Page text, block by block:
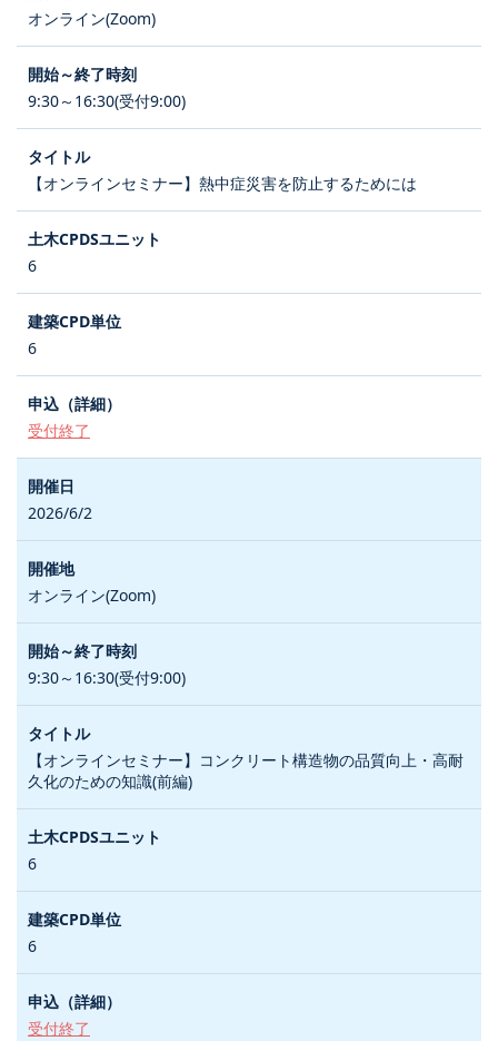
オンライン(Zoom)
9:30～16:30(受付9:00)
【オンラインセミナー】熱中症災害を防止するためには
6
6
受付終了
2026/6/2
オンライン(Zoom)
9:30～16:30(受付9:00)
【オンラインセミナー】コンクリート構造物の品質向上・高耐
久化のための知識(前編)
6
6
受付終了